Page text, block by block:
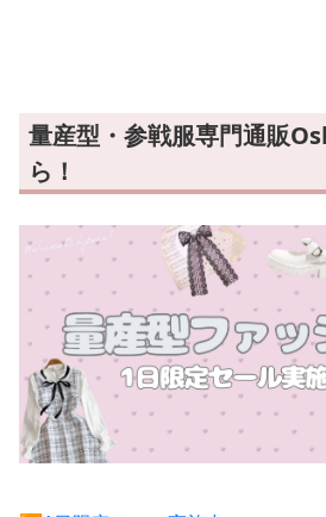
量産型・参戦服専門通販
ら！